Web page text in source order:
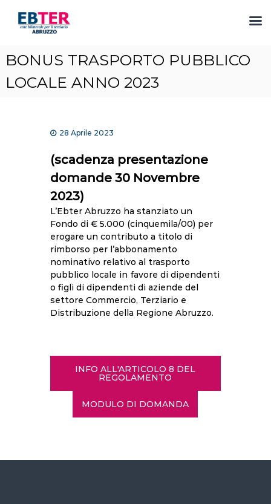
BONUS TRASPORTO PUBBLICO
LOCALE ANNO 2023
28 Aprile 2023
(scadenza presentazione
domande 30 Novembre
2023)
L’Ebter Abruzzo ha stanziato un
Fondo di € 5.000 (cinquemila/00) per
erogare un contributo a titolo di
rimborso per l’abbonamento
nominativo relativo al trasporto
pubblico locale in favore di dipendenti
o figli di dipendenti di aziende del
settore Commercio, Terziario e
Distribuzione della Regione Abruzzo.
INFO ALL'ARTICOLO 8 DEL
REGOLAMENTO
MODULO DI DOMANDA